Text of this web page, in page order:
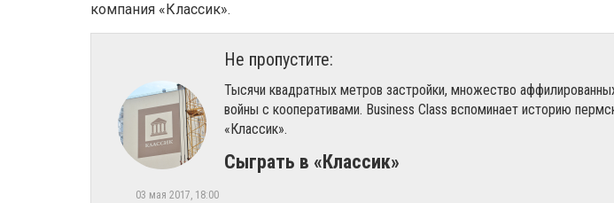
компания «Классик».
Не пропустите:
Тысячи квадратных метров застройки, множество
войны с кооперативами. Business Class вспоминает историю
«Классик».
Сыграть в «Классик»
03 мая 2017, 18:00